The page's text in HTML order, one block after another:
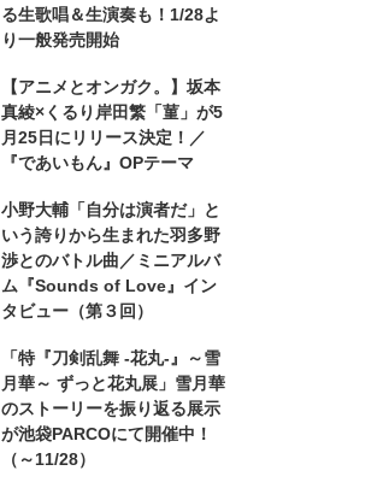
る生歌唱＆生演奏も！1/28よ
り一般発売開始
【アニメとオンガク。】坂本
真綾×くるり岸田繁「菫」が5
月25日にリリース決定！／
『であいもん』OPテーマ
小野大輔「自分は演者だ」と
いう誇りから生まれた羽多野
渉とのバトル曲／ミニアルバ
ム『Sounds of Love』イン
タビュー（第３回）
「特『刀剣乱舞 -花丸-』～雪
月華～ ずっと花丸展」雪月華
のストーリーを振り返る展示
が池袋PARCOにて開催中！
（～11/28）